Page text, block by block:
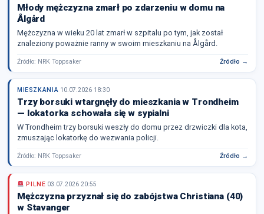
Młody mężczyzna zmarł po zdarzeniu w domu na
Ålgård
Mężczyzna w wieku 20 lat zmarł w szpitalu po tym, jak został
znaleziony poważnie ranny w swoim mieszkaniu na Ålgård.
Źródło: NRK Toppsaker Źródło →
MIESZKANIA 10.07.2026 18:30
Trzy borsuki wtargnęły do mieszkania w Trondheim
— lokatorka schowała się w sypialni
W Trondheim trzy borsuki weszły do domu przez drzwiczki dla kota,
zmuszając lokatorkę do wezwania policji.
Źródło: NRK Toppsaker Źródło →
PILNE 03.07.2026 20:55
Mężczyzna przyznał się do zabójstwa Christiana (40)
w Stavanger